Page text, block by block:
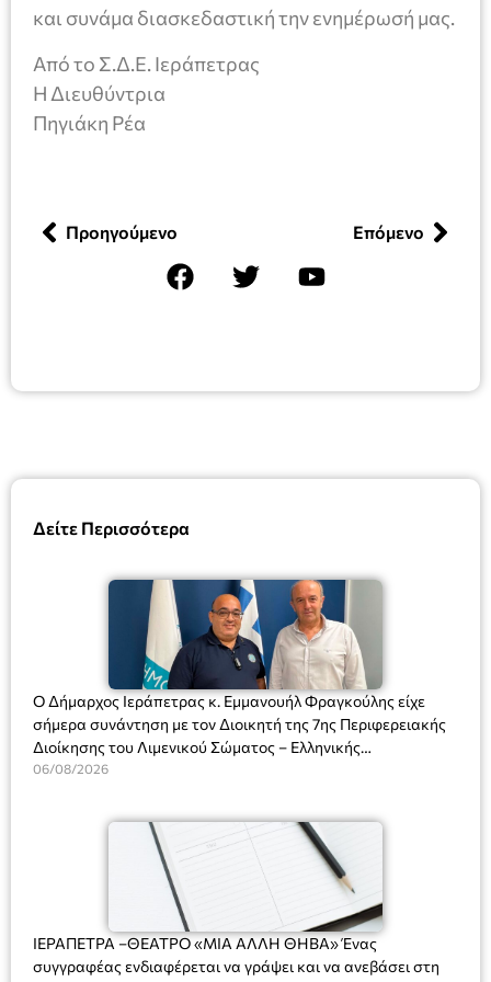
Δείτε Περισσότερα
Ο Δήμαρχος Ιεράπετρας κ. Εμμανουήλ Φραγκούλης είχε
σήμερα συνάντηση με τον Διοικητή της 7ης Περιφερειακής
Διοίκησης του Λιμενικού Σώματος – Ελληνικής
Ακτοφυλακής (Λ.Σ.-ΕΛ.ΑΚΤ.), Αρχιπλοίαρχο Λ.Σ. κ. Ιωάννη
06/08/2026
ΙΕΡΑΠΕΤΡΑ –ΘΕΑΤΡΟ «ΜΙΑ ΑΛΛΗ ΘΗΒΑ» Ένας
συγγραφέας ενδιαφέρεται να γράψει και να ανεβάσει στη
και συνάμα διασκεδαστική την ενημέρωσή μας.
Από το Σ.Δ.Ε. Ιεράπετρας
Η Διευθύντρια
Πηγιάκη Ρέα
Προηγούμενο Επόμενο